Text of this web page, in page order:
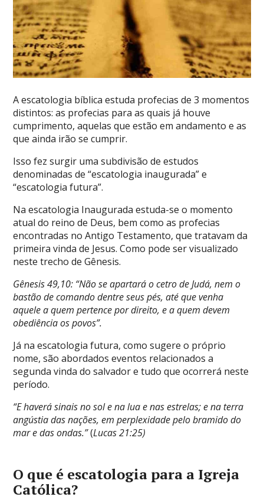
A escatologia bíblica estuda profecias de 3 momentos
distintos: as profecias para as quais já houve
cumprimento, aquelas que estão em andamento e as
que ainda irão se cumprir.
Isso fez surgir uma subdivisão de estudos
denominadas de “escatologia inaugurada” e
“escatologia futura”.
Na escatologia Inaugurada estuda-se o momento
atual do reino de Deus, bem como as profecias
encontradas no Antigo Testamento, que tratavam da
primeira vinda de Jesus. Como pode ser visualizado
neste trecho de Gênesis.
Gênesis 49,10: “Não se apartará o cetro de Judá, nem o
bastão de comando dentre seus pés, até que venha
aquele a quem pertence por direito, e a quem devem
obediência os povos”.
Já na escatologia futura, como sugere o próprio
nome, são abordados eventos relacionados a
segunda vinda do salvador e tudo que ocorrerá neste
período.
“E haverá sinais no sol e na lua e nas estrelas; e na terra
angústia das nações, em perplexidade pelo bramido do
mar e das ondas.”(Lucas 21:25)
O que é escatologia para a Igreja
Católica?